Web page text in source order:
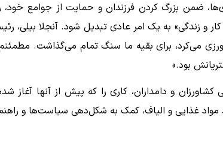
ضمن بزرگ کردن فرزندان و حمایت از جوامع خود،
و زندگی» به یک امر عادی تبدیل شود. آنجلا بیلی،
می‌کرد، برای بقیه ما سنگ تمام می‌گذاشت.
بود.»
و دامداران، کاری را که پیش از آنها آغاز
مواد غذایی و الیاف، کمک به شکل‌دهی سیاست‌ها و